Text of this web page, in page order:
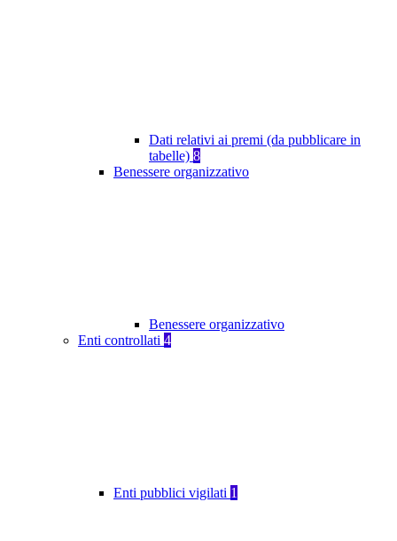
Dati relativi ai premi (da pubblicare in
tabelle) 8
Benessere organizzativo
Benessere organizzativo
Enti controllati 4
Enti pubblici vigilati 1